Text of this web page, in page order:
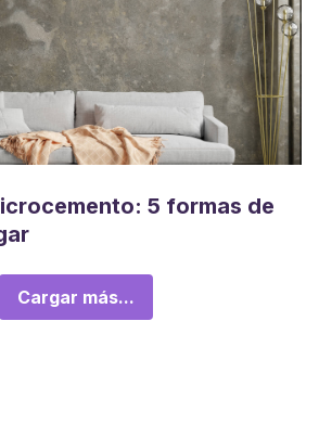
5 formas de
Cargar más...